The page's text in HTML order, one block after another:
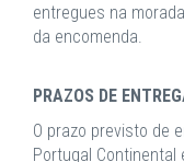
entregues na
da encomenda.
PRAZOS DE
O prazo previsto de
Portugal Continental